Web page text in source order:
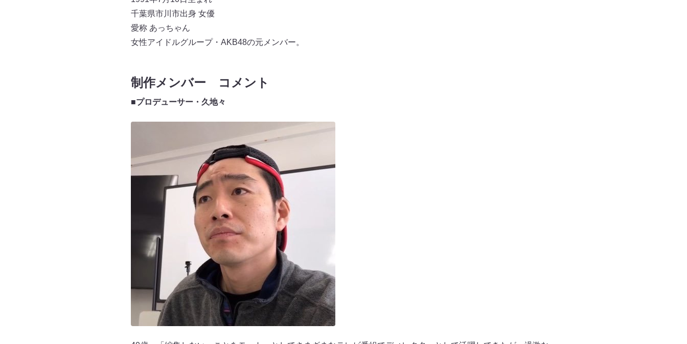
千葉県市川市出身 女優
愛称 あっちゃん
女性アイドルグループ・AKB48の元メンバー。
制作メンバー コメント
■プロデューサー・久地々